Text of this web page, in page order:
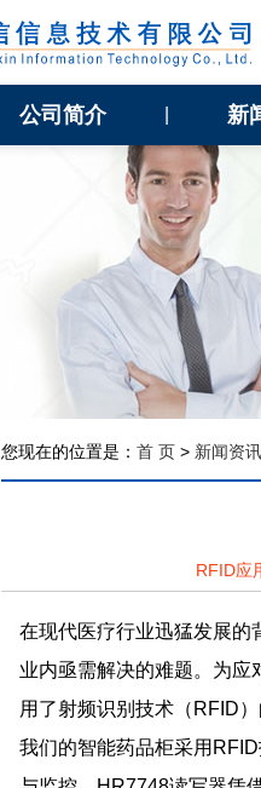
公司简介 新
您现在的位置是： 首 页 > 新闻资讯
RFID应
在现代医疗行业迅猛发展的
业内亟需解决的难题。为应
用了射频识别技术（RFID
我们的智能药品柜采用